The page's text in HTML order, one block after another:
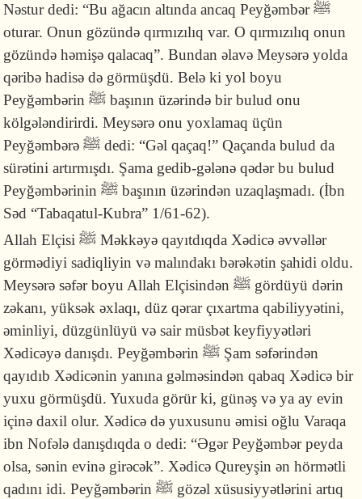
Nəstur dedi: “Bu ağacın altında ancaq Peyğəmbərﷺ
oturar. Onun gözündə qırmızılıq var. O qırmızılıq onun
gözündə həmişə qalacaq”. Bundan əlavə Meysərə yolda
qəribə hadisə də görmüşdü. Belə ki yol boyu
Peyğəmbərinﷺ başının üzərində bir bulud onu
kölgələndirirdi. Meysərə onu yoxlamaq üçün
Peyğəmbərəﷺ dedi: “Gəl qaçaq!” Qaçanda bulud da
sürətini artırmışdı. Şama gedib-gələnə qədər bu bulud
Peyğəmbərininﷺ başının üzərindən uzaqlaşmadı. (İbn
Səd “Tabaqatul-Kubra” 1/61-62).
Allah Elçisiﷺ Məkkəyə qayıtdıqda Xədicə əvvəllər
görmədiyi sadiqliyin və malındakı bərəkətin şahidi oldu.
Meysərə səfər boyu Allah Elçisindənﷺ gördüyü dərin
zəkanı, yüksək əxlaqı, düz qərar çıxartma qabiliyyətini,
əminliyi, düzgünlüyü və sair müsbət keyfiyyətləri
Xədicəyə danışdı. Peyğəmbərinﷺ Şam səfərindən
qayıdıb Xədicənin yanına gəlməsindən qabaq Xədicə bir
yuxu görmüşdü. Yuxuda görür ki, günəş və ya ay evin
içinə daxil olur. Xədicə də yuxusunu əmisi oğlu Varaqa
ibn Nofələ danışdıqda o dedi: “Əgər Peyğəmbər peyda
olsa, sənin evinə girəcək”. Xədicə Qureyşin ən hörmətli
qadını idi. Peyğəmbərinﷺ gözəl xüsusiy­yət­lərini artıq